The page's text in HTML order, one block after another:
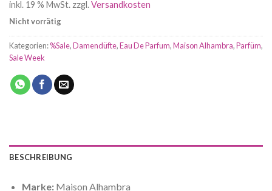
34,95 €19,95 €.
inkl. 19 % MwSt. zzgl.Versandkosten
Nicht vorrätig
Kategorien:%Sale,Damendüfte,Eau De Parfum,Maison Alhambra,Parfüm,
Sale Week
BESCHREIBUNG
Marke: Maison Alhambra